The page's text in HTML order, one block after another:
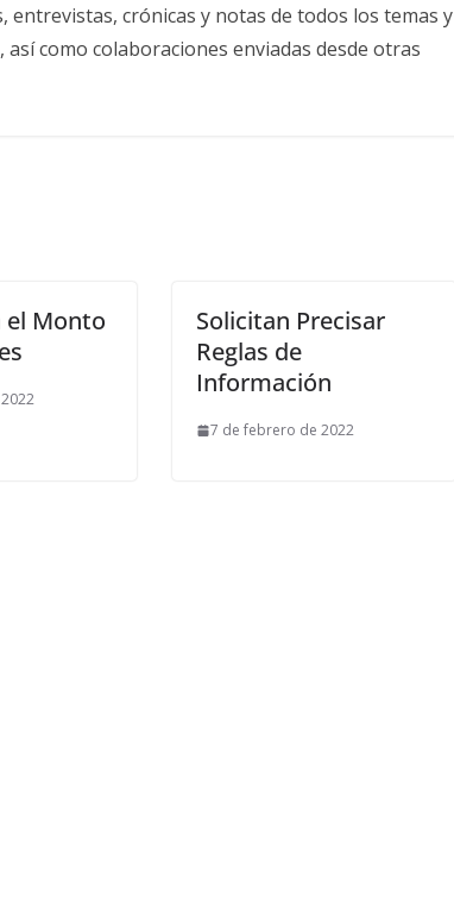
crónicas y notas de todos los temas y
como colaboraciones enviadas desde otras
Monto
Solicitan Precisar
Reglas de
Información
7 de febrero de 2022